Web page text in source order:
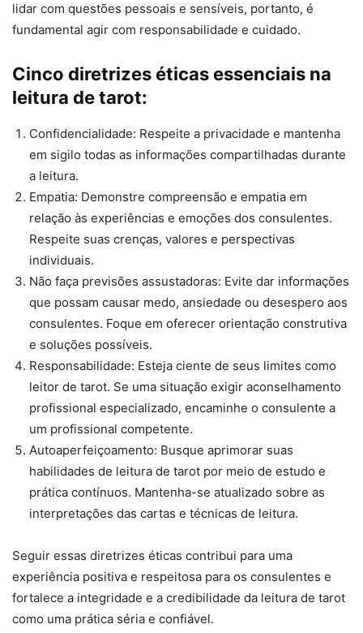
lidar com questões pessoais e sensíveis, portanto, é
fundamental agir com responsabilidade e cuidado.
Cinco diretrizes éticas essenciais na
leitura de tarot:
Confidencialidade: Respeite a privacidade e mantenha
em sigilo todas as informações compartilhadas durante
a leitura.
Empatia: Demonstre compreensão e empatia em
relação às experiências e emoções dos consulentes.
Respeite suas crenças, valores e perspectivas
individuais.
Não faça previsões assustadoras: Evite dar informações
que possam causar medo, ansiedade ou desespero aos
consulentes. Foque em oferecer orientação construtiva
e soluções possíveis.
Responsabilidade: Esteja ciente de seus limites como
leitor de tarot. Se uma situação exigir aconselhamento
profissional especializado, encaminhe o consulente a
um profissional competente.
Autoaperfeiçoamento: Busque aprimorar suas
habilidades de leitura de tarot por meio de estudo e
prática contínuos. Mantenha-se atualizado sobre as
interpretações das cartas e técnicas de leitura.
Seguir essas diretrizes éticas contribui para uma
experiência positiva e respeitosa para os consulentes e
fortalece a integridade e a credibilidade da leitura de tarot
como uma prática séria e confiável.